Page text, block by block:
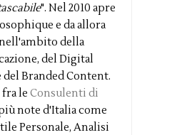
". Nel 2010 apre
e da allora
della
del Digital
Branded Content.
fra le Consulenti di
note d'Italia come
Personale, Analisi